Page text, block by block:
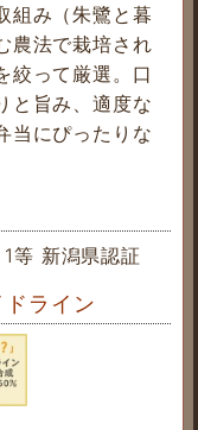
組み（朱鷺と暮
農法で栽培され
絞って厳選。口
と旨み、適度な
当にぴったりな
等 新潟県認証
ライン